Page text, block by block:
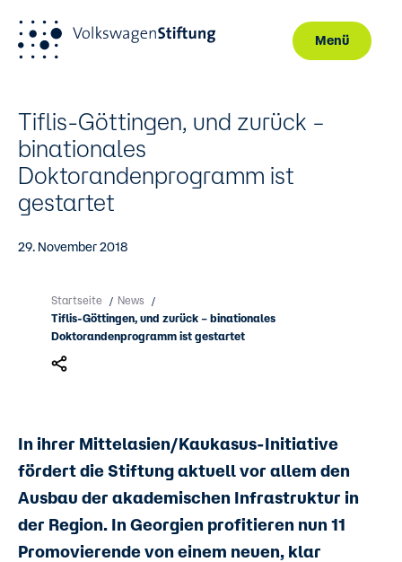
Menü
Tiflis-Göttingen, und zurück –
binationales
Doktorandenprogramm ist
gestartet
29. November 2018
Startseite / News /
Tiflis-Göttingen, und zurück – binationales
Doktorandenprogramm ist gestartet
In ihrer Mittelasien/Kaukasus-Initiative
fördert die Stiftung aktuell vor allem den
Ausbau der akademischen Infrastruktur in
der Region. In Georgien profitieren nun 11
Promovierende von einem neuen, klar